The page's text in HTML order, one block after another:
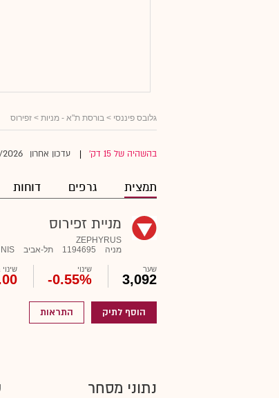
גלובס פיננסי > בורסת ת"א - מניות > זפירוס
בהשהיה של 15 דק' עדכון אחרון
תמצית גרפים דוחות
מניית זפירוס
ZEPHYRUS
מניה
1194695 תל-אביב NIS
שער
3,092
שינוי
-0.55%
הוסף לתיק התראות
נתוני מסחר